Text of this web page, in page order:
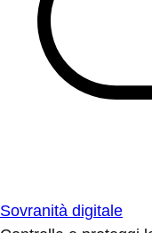
Sovranità digitale